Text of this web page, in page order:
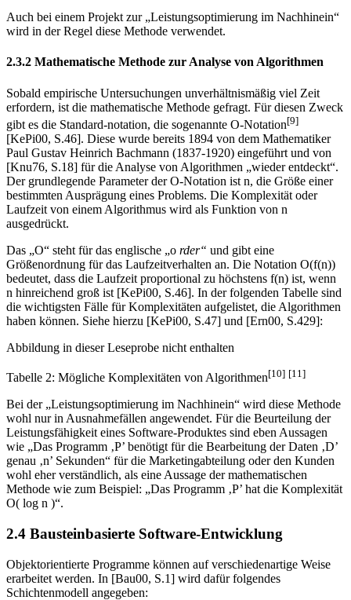
Auch bei einem Projekt zur „Leistungsoptimierung im Nachhinein“
wird in der Regel diese Methode verwendet.
2.3.2 Mathematische Methode zur Analyse von Algorithmen
Sobald empirische Untersuchungen unverhältnismäßig viel Zeit
erfordern, ist die mathematische Methode gefragt. Für diesen Zweck
gibt es die Standard-notation, die sogenannte O-Notation[9]
[KePi00, S.46]. Diese wurde bereits 1894 von dem Mathematiker
Paul Gustav Heinrich Bachmann (1837-1920) eingeführt und von
[Knu76, S.18] für die Analyse von Algorithmen „wieder entdeckt“.
Der grundlegende Parameter der O-Notation ist n, die Größe einer
bestimmten Ausprägung eines Problems. Die Komplexität oder
Laufzeit von einem Algorithmus wird als Funktion von n
ausgedrückt.
Das „O“ steht für das englische „o rder“ und gibt eine
Größenordnung für das Laufzeitverhalten an. Die Notation O(f(n))
bedeutet, dass die Laufzeit proportional zu höchstens f(n) ist, wenn
n hinreichend groß ist [KePi00, S.46]. In der folgenden Tabelle sind
die wichtigsten Fälle für Komplexitäten aufgelistet, die Algorithmen
haben können. Siehe hierzu [KePi00, S.47] und [Ern00, S.429]:
Abbildung in dieser Leseprobe nicht enthalten
Tabelle 2: Mögliche Komplexitäten von Algorithmen[10] [11]
Bei der „Leistungsoptimierung im Nachhinein“ wird diese Methode
wohl nur in Ausnahmefällen angewendet. Für die Beurteilung der
Leistungsfähigkeit eines Software-Produktes sind eben Aussagen
wie „Das Programm ‚P’ benötigt für die Bearbeitung der Daten ‚D’
genau ‚n’ Sekunden“ für die Marketingabteilung oder den Kunden
wohl eher verständlich, als eine Aussage der mathematischen
Methode wie zum Beispiel: „Das Programm ‚P’ hat die Komplexität
O( log n )“.
2.4 Bausteinbasierte Software-Entwicklung
Objektorientierte Programme können auf verschiedenartige Weise
erarbeitet werden. In [Bau00, S.1] wird dafür folgendes
Schichtenmodell angegeben: